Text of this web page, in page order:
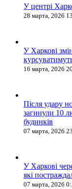
У центрі
28 марта, 2026
У Харкові
16 марта, 2026
Після удару
загинули 10
будинків
07 марта, 2026
У Харкові
які
07 марта, 2026